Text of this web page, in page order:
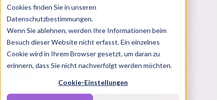
Cookies finden Sie in unseren
Datenschutzbestimmungen.
Wenn Sie ablehnen, werden Ihre Informationen beim
Besuch dieser Website nicht erfasst. Ein einzelnes
Cookie wird in Ihrem Browser gesetzt, um daran zu
erinnern, dass Sie nicht nachverfolgt werden möchten.
Cookie-Einstellungen
Login